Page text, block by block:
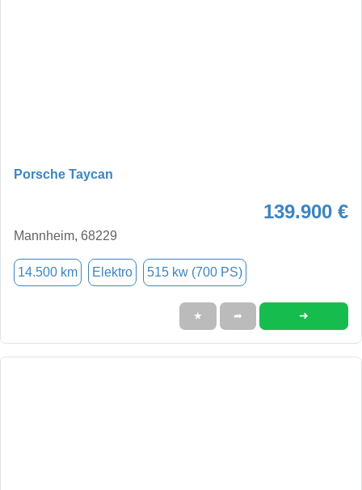
Porsche Taycan
139.900 €
Mannheim, 68229
14.500 km Elektro 515 kw (700 PS)
★ ➦ ➜